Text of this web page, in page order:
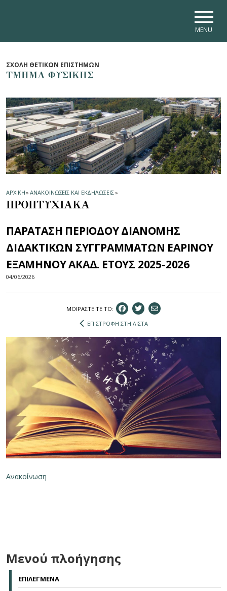
MENU
ΣΧΟΛΗ ΘΕΤΙΚΩΝ ΕΠΙΣΤΗΜΩΝ
ΤΜΗΜΑ ΦΥΣΙΚΗΣ
ΑΡΧΙΚΗ» ΑΝΑΚΟΙΝΩΣΕΙΣ ΚΑΙ ΕΚΔΗΛΩΣΕΙΣ»
ΠΡΟΠΤΥΧΙΑΚΑ
ΠΑΡΑΤΑΣΗ ΠΕΡΙΟΔΟΥ ΔΙΑΝΟΜΗΣ
ΔΙΔΑΚΤΙΚΩΝ ΣΥΓΓΡΑΜΜΑΤΩΝ ΕΑΡΙΝΟΥ
ΕΞΑΜΗΝΟΥ ΑΚΑΔ. ΕΤΟΥΣ 2025-2026
04/06/2026
ΜΟΙΡΑΣΤEIΤΕ ΤΟ:
ΕΠΙΣΤΡΟΦΗ ΣΤΗ ΛΙΣΤΑ
Ανακοίνωση
Μενού πλοήγησης
ΕΠΙΛΕΓΜΕΝΑ